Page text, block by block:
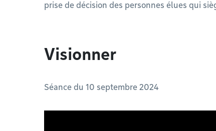
prise de décision des personnes élues qui
Visionner
Séance du 10 septembre 2024